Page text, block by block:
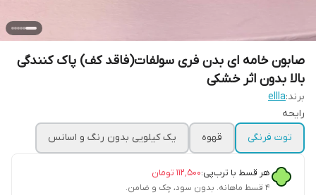
صابون خامه ای بدن فری سولفات(فاقد کف) پاک کنندگی
بالا بدون اثر خشکی
برند:ellla
رایحه
توت فرنگی
قهوه یک کیلویی بدون رنگ و اسانس
هر قسط با ترب‌پی:۱۱۲٬۵۰۰ تومان
۴ قسط ماهانه. بدون سود، چک و ضامن.